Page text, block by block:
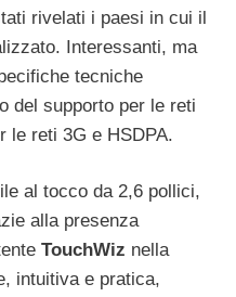
rivelati i paesi in cui il
Interessanti, ma
tecniche
del supporto per le reti
le reti 3G e HSDPA.
al tocco da 2,6 pollici,
alla presenza
TouchWiz nella
intuitiva e pratica,